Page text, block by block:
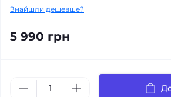
Знайшли дешевше?
5 990 грн